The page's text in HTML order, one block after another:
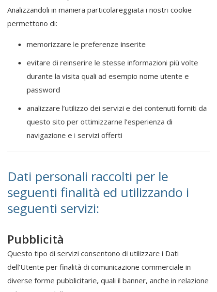
Analizzandoli in maniera particolareggiata i nostri cookie
permettono di:
memorizzare le preferenze inserite
evitare di reinserire le stesse informazioni più volte
durante la visita quali ad esempio nome utente e
password
analizzare l’utilizzo dei servizi e dei contenuti forniti da
questo sito per ottimizzarne l’esperienza di
navigazione e i servizi offerti
Dati personali raccolti per le
seguenti finalità ed utilizzando i
seguenti servizi:
Pubblicità
Questo tipo di servizi consentono di utilizzare i Dati
dell’Utente per finalità di comunicazione commerciale in
diverse forme pubblicitarie, quali il banner, anche in relazione